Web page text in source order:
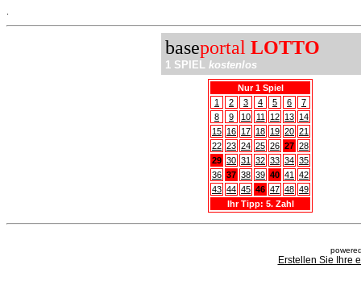
baseportal LOTTO
1 SPIEL kostenlos
Nur 1 Spiel
1
2 3 4 5 6
7
8
9 10 11 12 13 14
15 16 17 18 19 20 21
22 23 24 25 26 27 28
29 30 31 32 33 34 35
36 37 38 39 40 41
42
43 44 45 46 47 48 49
Ihr Tipp: 5. Zahl
Erstellen Sie Ihre